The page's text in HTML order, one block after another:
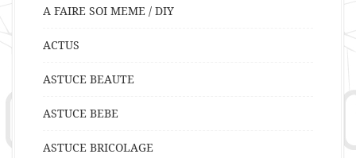
A FAIRE SOI MEME / DIY
ACTUS
ASTUCE BEAUTE
ASTUCE BEBE
ASTUCE BRICOLAGE